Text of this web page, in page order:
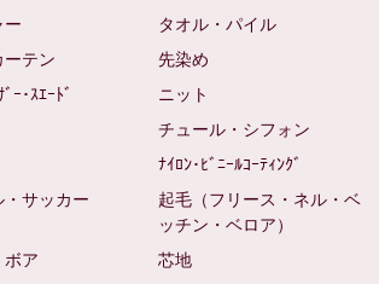
ー
タオル・パイル
ーテン
先染め
ｰ･ｽｴｰﾄﾞ
ニット
チュール・シフォン
ﾅｲﾛﾝ･ﾋﾞﾆｰﾙｺｰﾃｨﾝｸﾞ
・サッカー
起毛（フリース・ネル・ベ
ッチン・ベロア）
ボア 芯地